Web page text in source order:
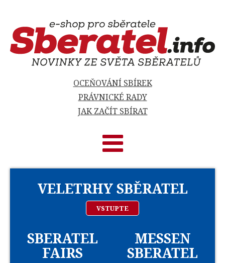
OCEŇOVÁNÍ SBÍREK
PRÁVNICKÉ RADY
JAK ZAČÍT SBÍRAT
VELETRHY SBĚRATEL
VSTUPTE
SBERATEL
FAIRS
MESSEN
SBERATEL